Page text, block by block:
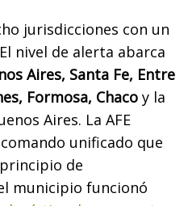
jurisdicciones con un
nivel de alerta abarca
Aires, Santa Fe, Entre
Formosa, Chaco y la
Aires. La AFE
unificado que
de
municipio funcionó